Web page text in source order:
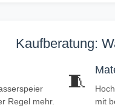
Kaufberatung:
Regel mehr.
🧵
mit